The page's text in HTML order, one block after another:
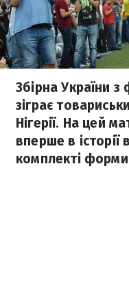
Збірна України
зіграє
Нігерії. На цей
вперше в
комплекті